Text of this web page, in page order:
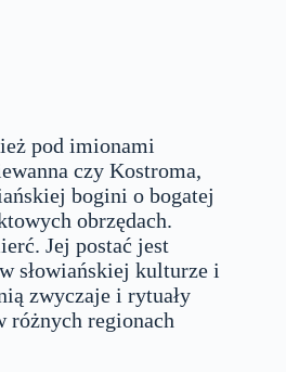
pod imionami
czy Kostroma,
bogini o bogatej
obrzędach.
Jej postać jest
słowiańskiej kulturze i
zwyczaje i rytuały
różnych regionach